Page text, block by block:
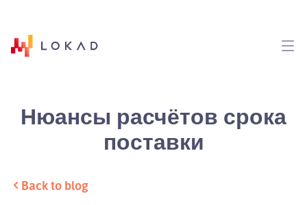
Нюансы расчётов срока
поставки
Back to blog